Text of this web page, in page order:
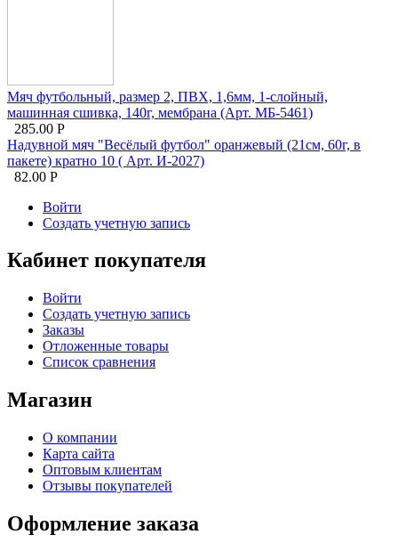
Мяч футбольный, размер 2, ПВХ, 1,6мм, 1-слойный,
машинная сшивка, 140г, мембрана (Арт. МБ-5461)
285.00 Р
Надувной мяч "Весёлый футбол" оранжевый (21см, 60г, в
пакете) кратно 10 ( Арт. И-2027)
82.00 Р
Войти
Создать учетную запись
Кабинет покупателя
Войти
Создать учетную запись
Заказы
Отложенные товары
Список сравнения
Магазин
О компании
Карта сайта
Оптовым клиентам
Отзывы покупателей
Оформление заказа